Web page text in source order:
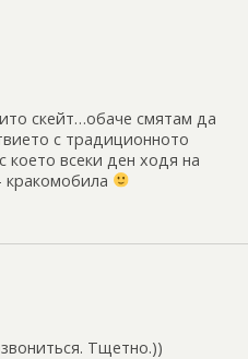
скейт…обаче смятам да
с традиционното
което всеки ден ходя на
кракомобила
Тщетно.))